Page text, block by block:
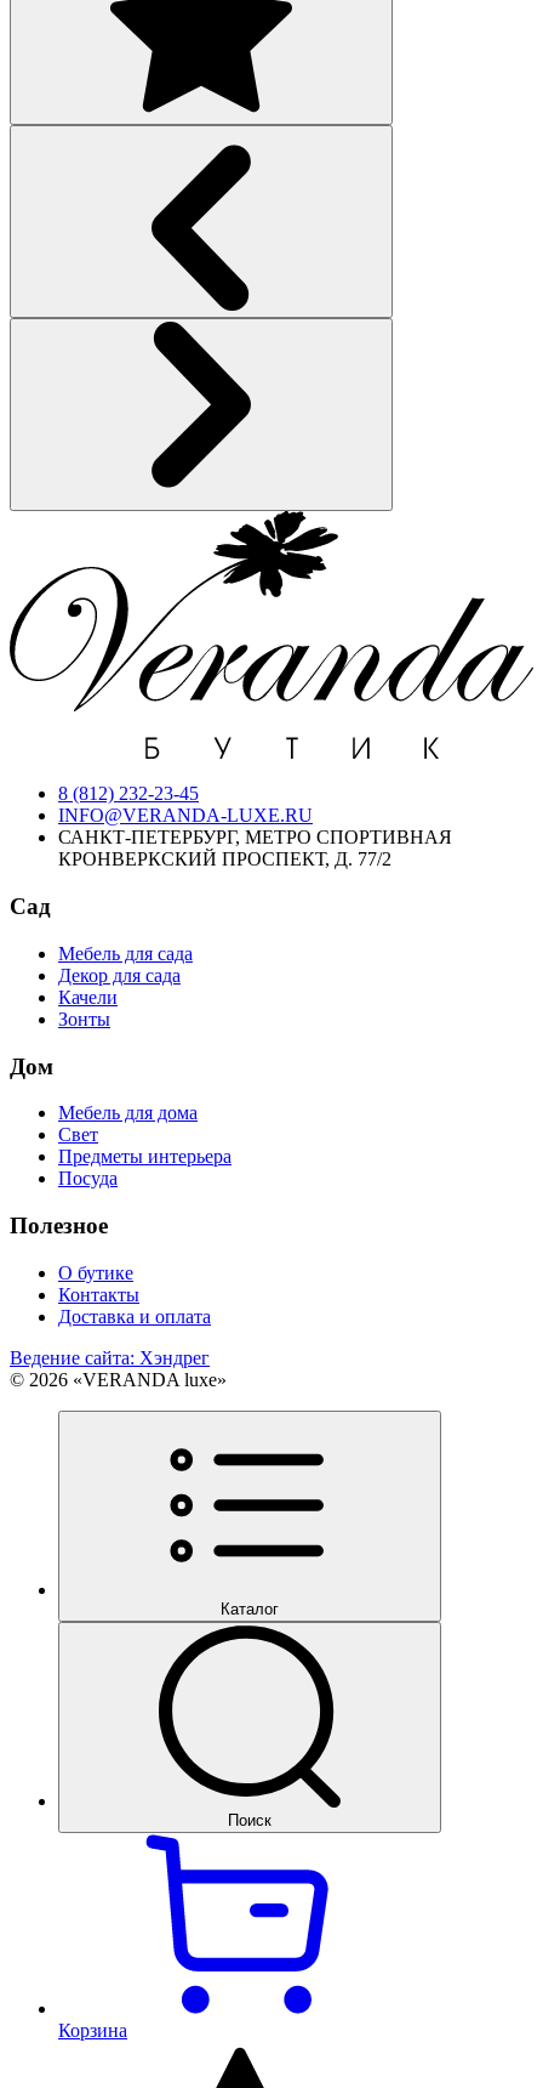
8 (812) 232-23-45
INFO@VERANDA-LUXE.RU
САНКТ-ПЕТЕРБУРГ, МЕТРО СПОРТИВНАЯ
КРОНВЕРКСКИЙ ПРОСПЕКТ, Д. 77/2
Сад
Мебель для сада
Декор для сада
Качели
Зонты
Дом
Мебель для дома
Свет
Предметы интерьера
Посуда
Полезное
О бутике
Контакты
Доставка и оплата
Ведение сайта: Хэндрег
© 2026 «VERANDA luxe»
Каталог
Поиск
Корзина